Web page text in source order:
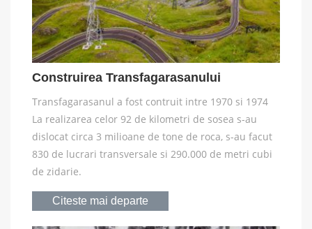
Construirea Transfagarasanului
Transfagarasanul a fost contruit intre 1970 si 1974
La realizarea celor 92 de kilometri de sosea s-au
dislocat circa 3 milioane de tone de roca, s-au facut
830 de lucrari transversale si 290.000 de metri cubi
de zidarie.
Citeste mai departe